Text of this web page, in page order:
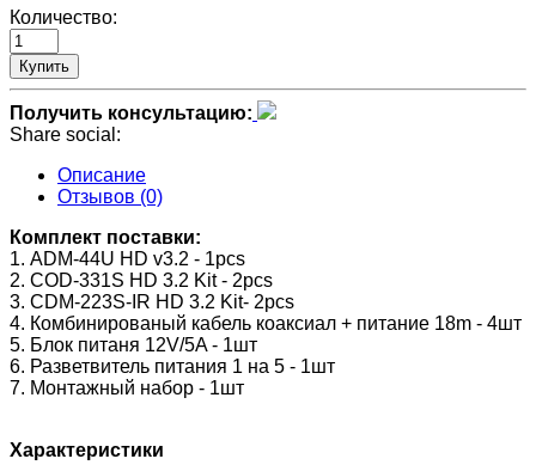
Количество:
Купить
Получить консультацию:
Share social:
Описание
Отзывов (0)
Комплект поставки:
1. ADM-44U HD v3.2 - 1pcs
2. COD-331S HD 3.2 Kit - 2pcs
3. CDM-223S-IR HD 3.2 Kit- 2pcs
4. Комбинированый кабель коаксиал + питание 18m - 4шт
5. Блок питаня 12V/5A - 1шт
6. Разветвитель питания 1 на 5 - 1шт
7. Монтажный набор - 1шт
Характеристики